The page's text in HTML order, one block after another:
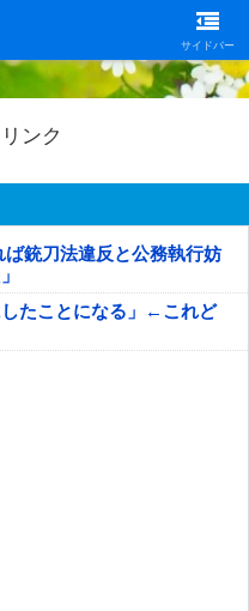
サイドバー
ンク
ば銃刀法違反と公務執行妨
たことになる」←これど